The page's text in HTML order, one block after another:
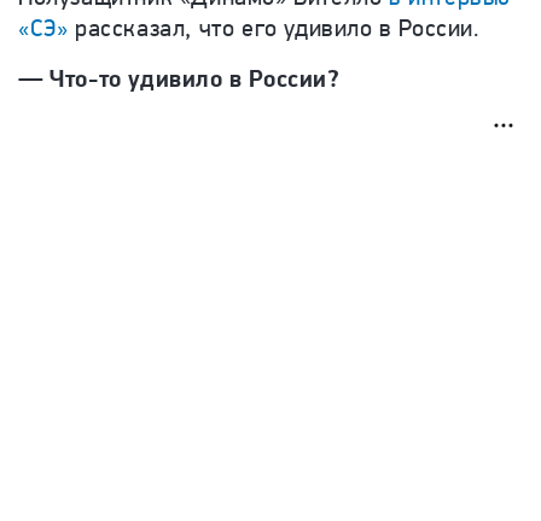
«СЭ» рассказал, что его удивило в России.
— Что-то удивило в России?